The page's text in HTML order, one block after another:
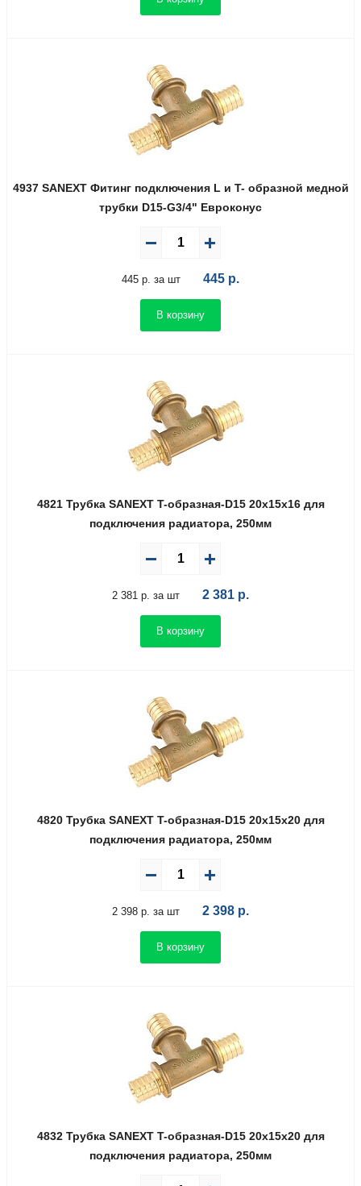
4937 SANEXT Фитинг подключения L и T- образной медной
трубки D15-G3/4" Евроконус
445 р. за шт 445 р.
В корзину
4821 Трубка SANEXT T-образная-D15 20х15х16 для
подключения радиатора, 250мм
2 381 р. за шт 2 381 р.
В корзину
4820 Трубка SANEXT T-образная-D15 20х15х20 для
подключения радиатора, 250мм
2 398 р. за шт 2 398 р.
В корзину
4832 Трубка SANEXT T-образная-D15 20х15х20 для
подключения радиатора, 250мм